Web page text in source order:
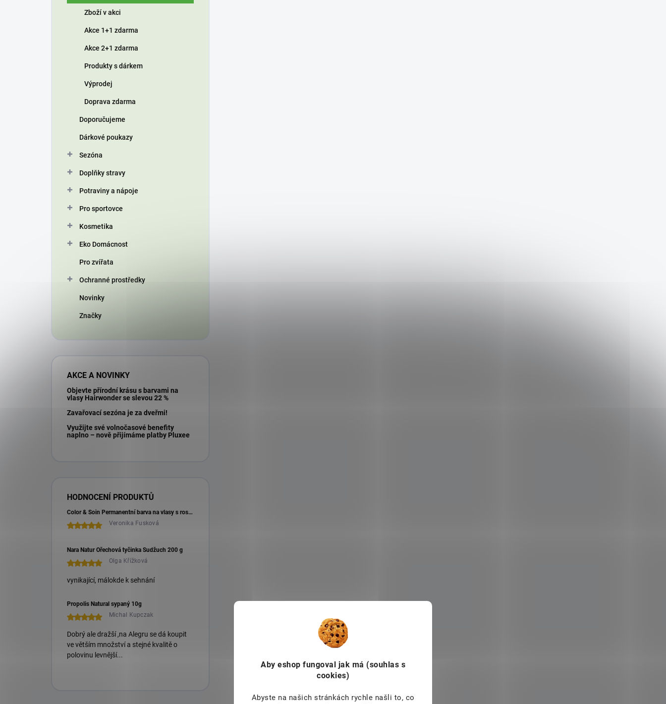
Aby eshop fungoval jak má (souhlas s
cookies)
Abyste na našich stránkách rychle našli to, co
Zboží v akci
Akce 1+1 zdarma
Akce 2+1 zdarma
Produkty s dárkem
Výprodej
Doprava zdarma
Doporučujeme
Dárkové poukazy
Sezóna
Doplňky stravy
Potraviny a nápoje
Pro sportovce
Kosmetika
Eko Domácnost
Pro zvířata
Ochranné prostředky
Novinky
Značky
AKCE A NOVINKY
Objevte přírodní krásu s barvami na
vlasy Hairwonder se slevou 22 %
Zavařovací sezóna je za dveřmi!
Využijte své volnočasové benefity
naplno – nově přijímáme platby Pluxee
HODNOCENÍ PRODUKTŮ
Color & Soin Permanentní barva na vlasy s rostlinnými extrakty 135 ml
Veronika Fusková
Nara Natur Ořechová tyčinka Sudžuch 200 g
Olga Křížková
vynikající, málokde k sehnání
Propolis Natural sypaný 10g
Michal Kupczak
Dobrý ale dražší ,na Alegru se dá koupit
ve větším množství a stejné kvalitě o
polovinu levnější...